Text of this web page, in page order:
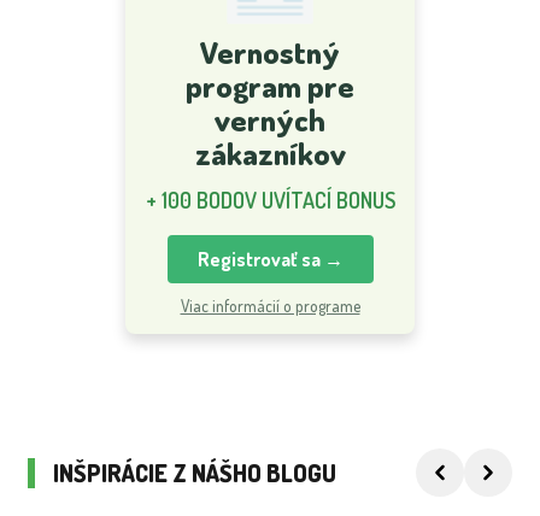
Vernostný
program pre
verných
zákazníkov
+ 100 BODOV UVÍTACÍ BONUS
Registrovať sa →
Viac informácií o programe
INŠPIRÁCIE Z NÁŠHO BLOGU